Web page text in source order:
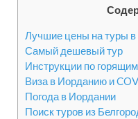
Лучшие цены на туры
Самый дешевый тур
Инструкции по
Виза в Иорданию и
Погода в Иордании
Поиск туров из